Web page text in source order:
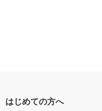
はじめての方へ